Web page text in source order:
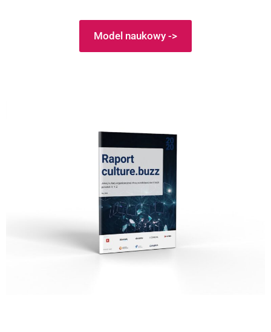
Model naukowy ->